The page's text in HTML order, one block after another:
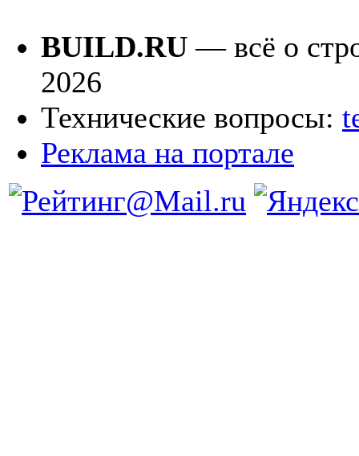
BUILD.RU — всё о
2026
Технические вопросы:
Реклама на портале